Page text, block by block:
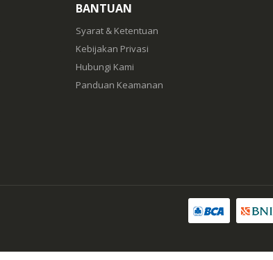
BANTUAN
Syarat & Ketentuan
Kebijakan Privasi
Hubungi Kami
Panduan Keamanan